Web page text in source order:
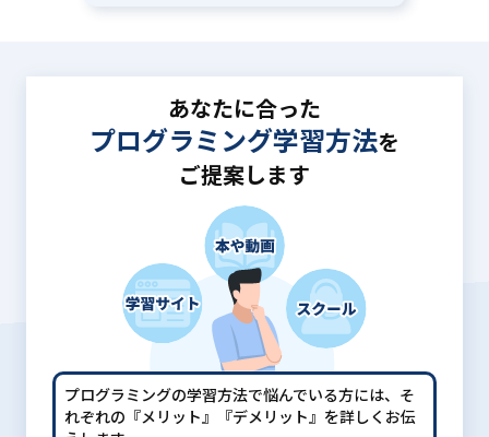
あなたに合った
プログラミング学習方法を
ご提案します
プログラミングの学習方法で悩んでいる方には、 そ
れぞれの『メリット』『デメリット』を詳しくお伝